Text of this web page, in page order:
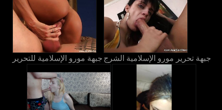
جبهة مورو الإسلامية للتحرير جبهة تحرير مورو الإسلامية الشرج